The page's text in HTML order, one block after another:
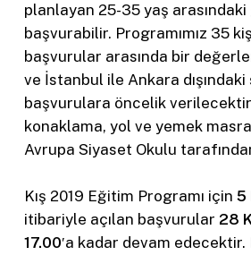
planlayan 25-35 yaş
başvurabilir. Programımız 35
başvurular arasında bir
ve İstanbul ile Ankara
başvurulara öncelik verilecektir.
konaklama, yol ve yemek
Avrupa Siyaset Okulu
Kış 2019 Eğitim Programı için 5
itibariyle açılan başvurular 28
17.00′a kadar devam